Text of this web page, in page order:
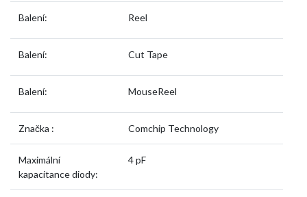
Balení: Reel
Balení: Cut Tape
Balení: MouseReel
Značka : Comchip Technology
Maximální
kapacitance diody:
4 pF